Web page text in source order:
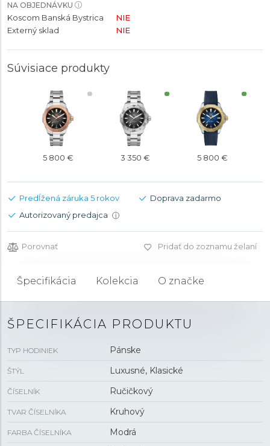
NA OBJEDNÁVKU
Koscom Banská Bystrica
NIE
Externý sklad
NIE
Súvisiace produkty
5 800 € 3 350 € 5 800 €
Predĺžená záruka 5 rokov
Doprava zadarmo
Autorizovaný predajca
i
Porovnať Pridať do zoznamu želaní
Špecifikácia Kolekcia O značke
ŠPECIFIKÁCIA PRODUKTU
TYP HODINIEK Pánske
ŠTÝL Luxusné, Klasické
ČÍSELNÍK Ručičkový
TVAR ČÍSELNÍKA Kruhový
FARBA ČÍSELNÍKA Modrá